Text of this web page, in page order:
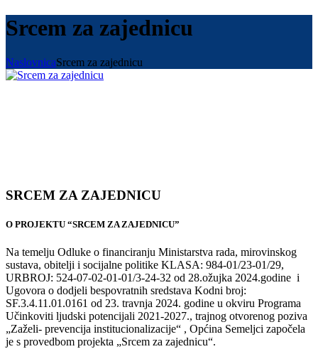
Srcem za zajednicu
NaslovnicaSrcem za zajednicu
SRCEM ZA ZAJEDNICU
O PROJEKTU “SRCEM ZA ZAJEDNICU”
Na temelju Odluke o financiranju Ministarstva rada, mirovinskog
sustava, obitelji i socijalne politike KLASA: 984-01/23-01/29,
URBROJ: 524-07-02-01-01/3-24-32 od 28.ožujka 2024.godine i
Ugovora o dodjeli bespovratnih sredstava Kodni broj:
SF.3.4.11.01.0161 od 23. travnja 2024. godine u okviru Programa
Učinkoviti ljudski potencijali 2021-2027., trajnog otvorenog poziva
„Zaželi- prevencija institucionalizacije“ , Općina Semeljci započela
je s provedbom projekta „Srcem za zajednicu“.